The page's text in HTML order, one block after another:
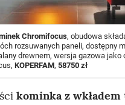
Chromifocus, obudowa
rozsuwanych paneli, dostępny
drewnem, wersja gazowa jako
KOPERFAM, 58750 zł
kominka z wkładem